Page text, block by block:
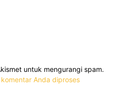
untuk mengurangi spam.
Anda diproses